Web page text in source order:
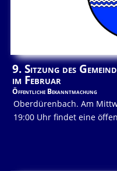
9. Sitzung des
im Februar
Öffentliche Bekanntmachung
Oberdürenbach. Am
19:00 Uhr findet eine